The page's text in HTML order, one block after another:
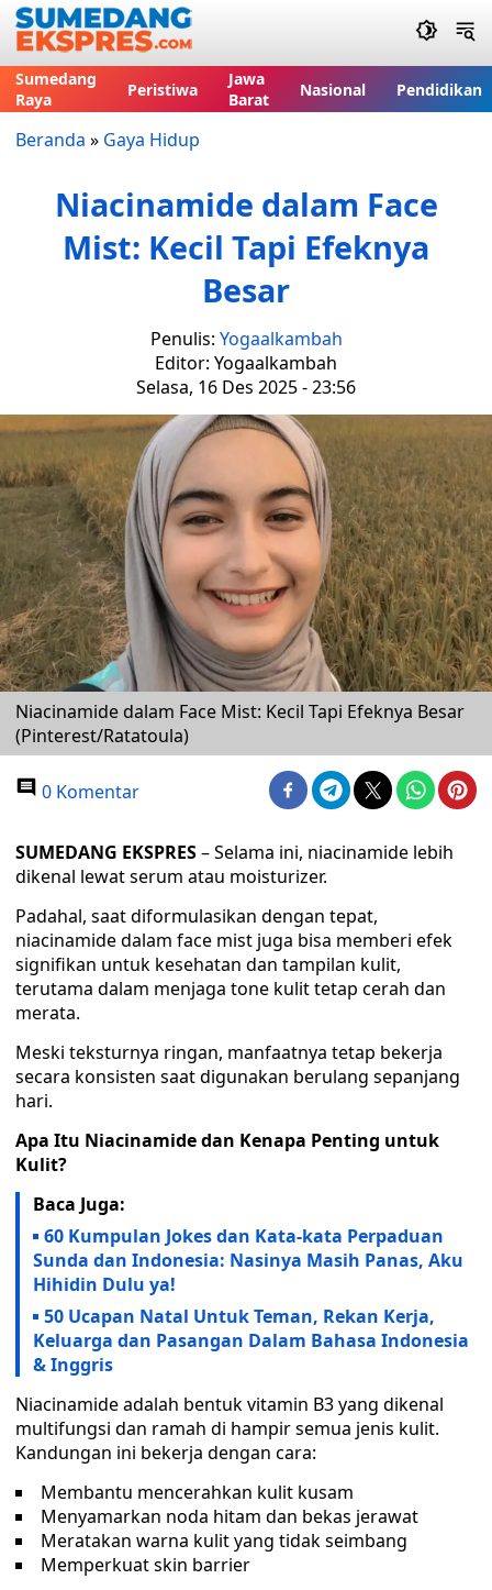
Sumedang
Raya
Peristiwa
Jawa
Barat
Nasional Pendidikan
Beranda » Gaya Hidup
Niacinamide dalam Face
Mist: Kecil Tapi Efeknya
Besar
Penulis: Yogaalkambah
Editor: Yogaalkambah
Selasa, 16 Des 2025 - 23:56
Niacinamide dalam Face Mist: Kecil Tapi Efeknya Besar
(Pinterest/Ratatoula)
0 Komentar
SUMEDANG EKSPRES– Selama ini, niacinamide lebih
dikenal lewat serum atau moisturizer.
Padahal, saat diformulasikan dengan tepat,
niacinamide dalam face mist juga bisa memberi efek
signifikan untuk kesehatan dan tampilan kulit,
terutama dalam menjaga tone kulit tetap cerah dan
merata.
Meski teksturnya ringan, manfaatnya tetap bekerja
secara konsisten saat digunakan berulang sepanjang
hari.
Apa Itu Niacinamide dan Kenapa Penting untuk
Kulit?
Baca Juga:
60 Kumpulan Jokes dan Kata-kata Perpaduan
Sunda dan Indonesia: Nasinya Masih Panas, Aku
Hihidin Dulu ya!
50 Ucapan Natal Untuk Teman, Rekan Kerja,
Keluarga dan Pasangan Dalam Bahasa Indonesia
& Inggris
Niacinamide adalah bentuk vitamin B3 yang dikenal
multifungsi dan ramah di hampir semua jenis kulit.
Kandungan ini bekerja dengan cara:
Membantu mencerahkan kulit kusam
Menyamarkan noda hitam dan bekas jerawat
Meratakan warna kulit yang tidak seimbang
Memperkuat skin barrier